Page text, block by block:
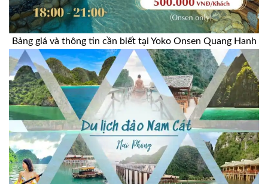
Bảng giá và thông tin cần biết tại Yoko Onsen Quang Hanh